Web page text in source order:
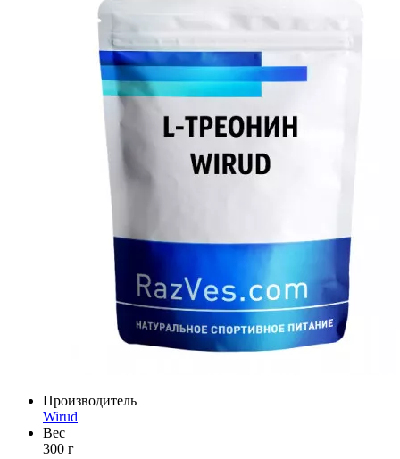
Производитель
Wirud
Вес
300 г